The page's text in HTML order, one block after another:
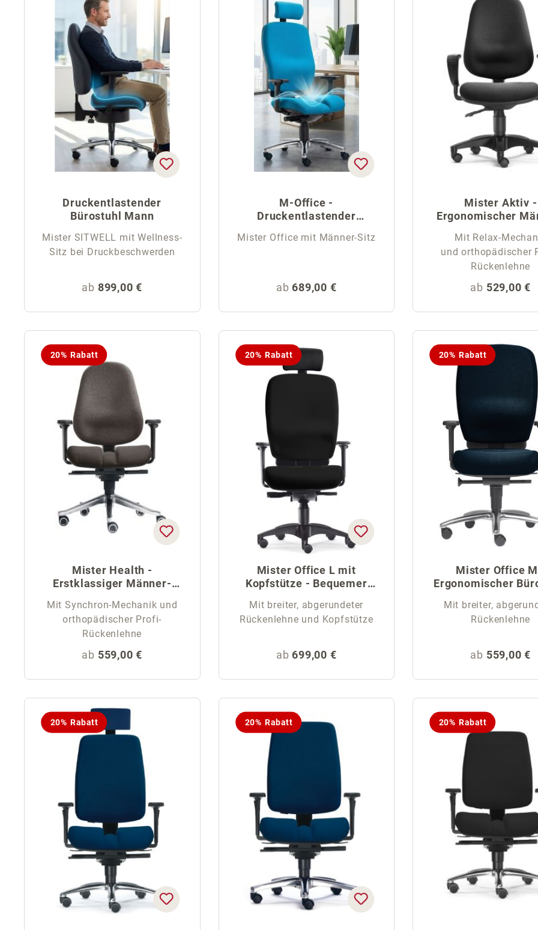
Druckentlastender
Bürostuhl Mann
Mister SITWELL mit Wellness-
Sitz bei Druckbeschwerden
Regulärer Preis:
ab 899,00 €
M-Office -
Druckentlastender
Mister Office mit Männer-Sitz
Regulärer Preis:
ab 689,00 €
Mister Aktiv -
Ergonomischer
Mit Relax-
und orthopädischer
Rückenlehne
Regulärer
ab 529,00 €
20% Rabatt
Mister Health -
Erstklassiger Männer-
Mit Synchron-Mechanik und
orthopädischer Profi-
Rückenlehne
Regulärer Preis:
ab 559,00 €
20% Rabatt
Mister Office L mit
Kopfstütze - Bequemer
Mit breiter, abgerundeter
Rückenlehne und Kopfstütze
Regulärer Preis:
ab 699,00 €
20% Rabatt
Mister Office
Ergonomischer
Mit breiter,
Rückenlehne
Regulärer
ab 559,00 €
20% Rabatt 20% Rabatt 20% Rabatt